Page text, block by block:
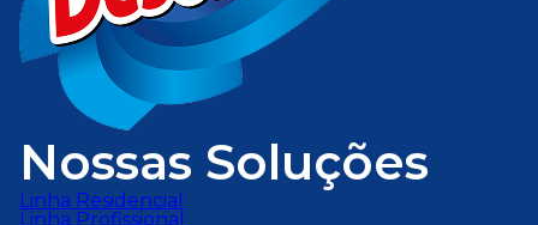
Nossas Soluções
Linha Residencial
Linha Profissional